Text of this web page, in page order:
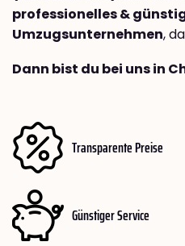
professionelles &
Umzugsunternehmen,
Dann bist du bei uns in
Transparente Preise
Günstiger Service